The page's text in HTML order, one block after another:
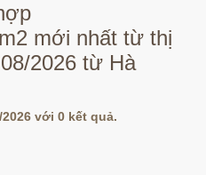
mới nhất từ thị
2026 từ Hà
với 0 kết quả.